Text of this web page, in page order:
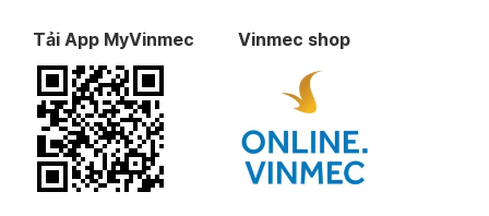
Tải App MyVinmec Vinmec shop